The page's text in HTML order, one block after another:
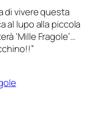
di vivere questa
al lupo alla piccola
‘Mille Fragole’…